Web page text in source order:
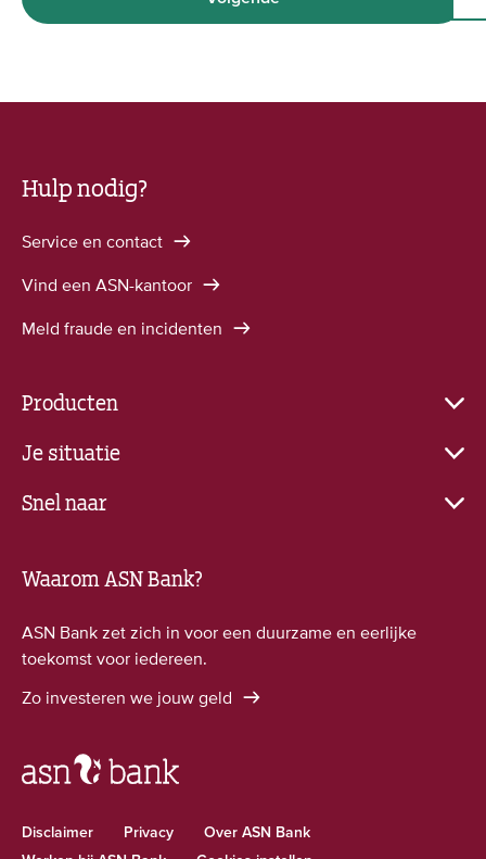
Hulp nodig?
Service en contact
Vind een ASN-kantoor
Meld fraude en incidenten
Producten
Je situatie
Snel naar
Waarom ASN Bank?
ASN Bank zet zich in voor een duurzame en eerlijke
toekomst voor iedereen.
Zo investeren we jouw geld
Disclaimer Privacy
Over ASN Bank